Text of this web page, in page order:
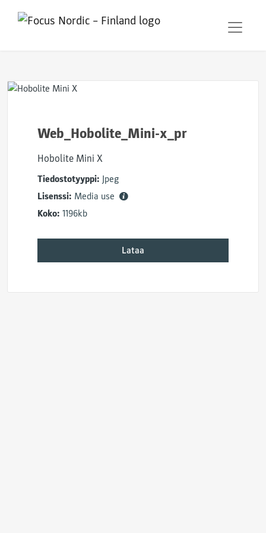
Web_Hobolite_Mini-x_pr
Hobolite Mini X
Tiedostotyyppi: Jpeg
Lisenssi: Media use
Koko: 1196kb
Lataa